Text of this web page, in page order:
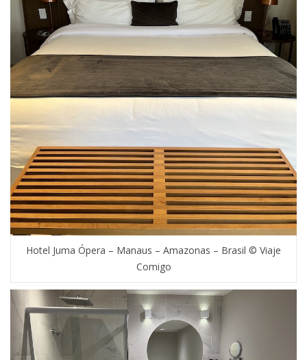
Hotel Juma Ópera – Manaus – Amazonas – Brasil © Viaje
Comigo